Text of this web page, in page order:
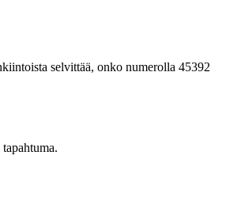
selvittää, onko numerolla 45392